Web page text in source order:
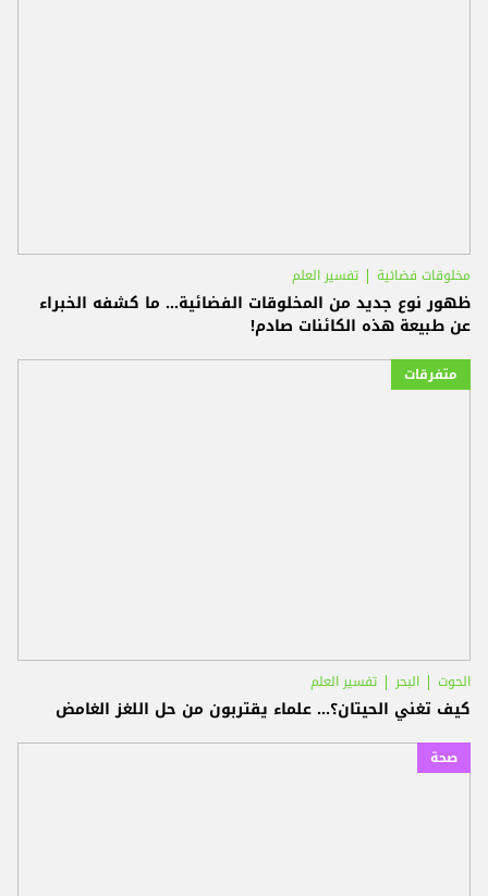
مخلوقات فضائية تفسير العلم
ظهور نوع جديد من المخلوقات الفضائية... ما كشفه الخبراء
عن طبيعة هذه الكائنات صادم!
متفرقات
الحوت البحر تفسير العلم
كيف تغني الحيتان؟... علماء يقتربون من حل اللغز الغامض
صحة